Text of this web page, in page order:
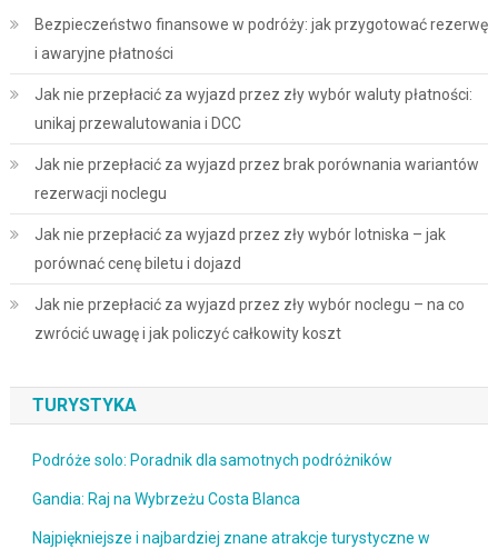
Bezpieczeństwo finansowe w podróży: jak przygotować rezerwę
i awaryjne płatności
Jak nie przepłacić za wyjazd przez zły wybór waluty płatności:
unikaj przewalutowania i DCC
Jak nie przepłacić za wyjazd przez brak porównania wariantów
rezerwacji noclegu
Jak nie przepłacić za wyjazd przez zły wybór lotniska – jak
porównać cenę biletu i dojazd
Jak nie przepłacić za wyjazd przez zły wybór noclegu – na co
zwrócić uwagę i jak policzyć całkowity koszt
TURYSTYKA
Podróże solo: Poradnik dla samotnych podróżników
Gandia: Raj na Wybrzeżu Costa Blanca
Najpiękniejsze i najbardziej znane atrakcje turystyczne w